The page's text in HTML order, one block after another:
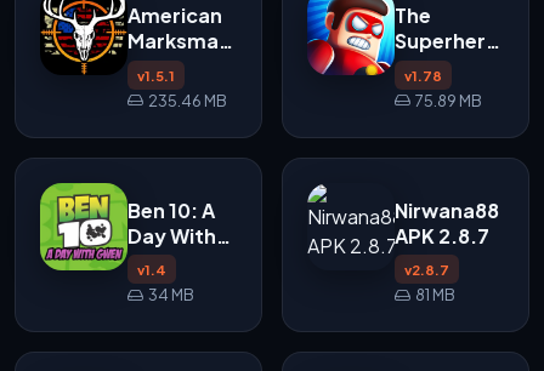
American
Marksman
APK
v1.5.1
235.46 MB
The
Superhero
League
APK
v1.78
75.89 MB
Ben 10: A
Day With
Gwen APK
1.4
v1.4
34 MB
Nirwana88
APK 2.8.7
v2.8.7
81 MB